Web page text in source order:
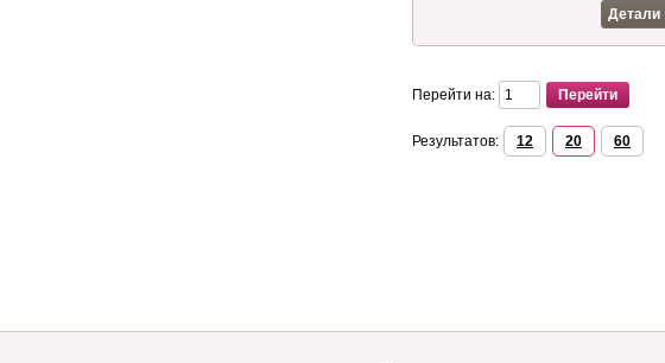
Детали
Перейти на:
Результатов: 12 20 60